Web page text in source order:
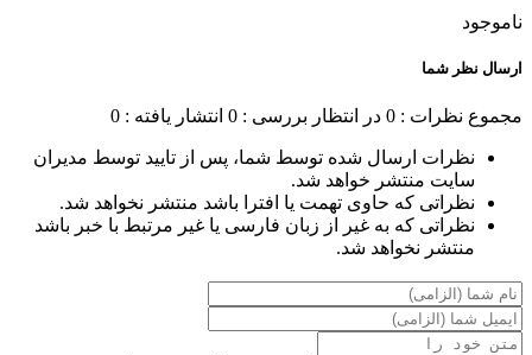
ناموجود
ارسال نظر شما
مجموع نظرات : 0 در انتظار بررسی : 0 انتشار یافته : 0
نظرات ارسال شده توسط شما، پس از تایید توسط مدیران
سایت منتشر خواهد شد.
نظراتی که حاوی تهمت یا افترا باشد منتشر نخواهد شد.
نظراتی که به غیر از زبان فارسی یا غیر مرتبط با خبر باشد
منتشر نخواهد شد.